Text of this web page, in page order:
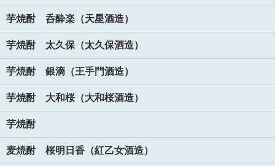
芋焼酎 呑酔楽（天星酒造）
芋焼酎 太久保（太久保酒造）
芋焼酎 銀滴（王手門酒造）
芋焼酎 大和桜（大和桜酒造）
芋焼酎
麦焼酎 桜明日香（紅乙女酒造）